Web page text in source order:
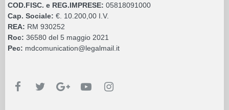
COD.FISC. e REG.IMPRESE: 05818091000
Cap. Sociale: €. 10.200,00 I.V.
REA: RM 930252
Roc: 36580 del 5 maggio 2021
Pec: mdcomunication@legalmail.it